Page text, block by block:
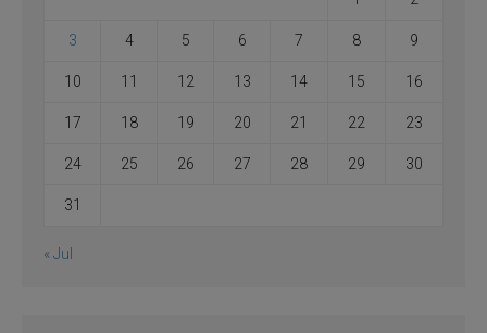
3 4 5 6 7 8 9
10 11 12 13 14 15 16
17 18 19 20 21 22 23
24 25 26 27 28 29 30
31
« Jul